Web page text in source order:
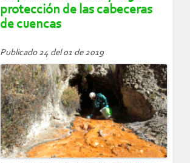
protección de las cabeceras
de cuencas
Publicado 24 del 01 de 2019